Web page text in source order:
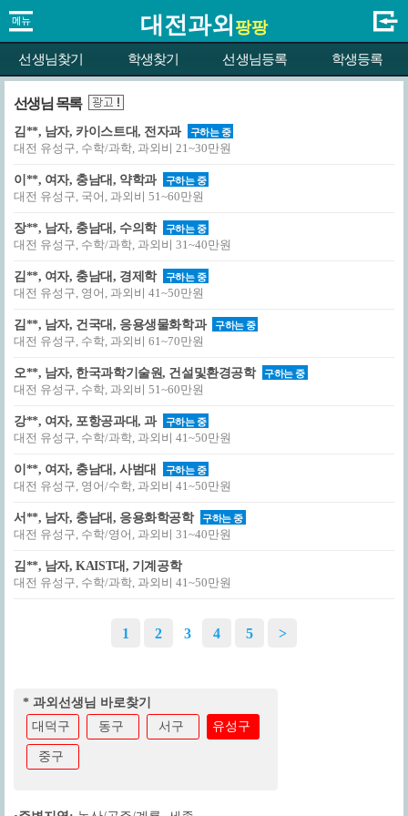
대전과외 팡팡
선생님찾기 학생찾기 선생님등록 학생등록
선생님 목록
김**, 남자, 카이스트대, 전자과 구하는 중
대전 유성구, 수학/과학, 과외비 21~30만원
이**, 여자, 충남대, 약학과 구하는 중
대전 유성구, 국어, 과외비 51~60만원
장**, 남자, 충남대, 수의학 구하는 중
대전 유성구, 수학/과학, 과외비 31~40만원
김**, 여자, 충남대, 경제학 구하는 중
대전 유성구, 영어, 과외비 41~50만원
김**, 남자, 건국대, 응용생물화학과 구하는 중
대전 유성구, 수학, 과외비 61~70만원
오**, 남자, 한국과학기술원, 건설및환경공학 구하는 중
대전 유성구, 수학, 과외비 51~60만원
강**, 여자, 포항공과대, 과 구하는 중
대전 유성구, 수학/과학, 과외비 41~50만원
이**, 여자, 충남대, 사범대 구하는 중
대전 유성구, 영어/수학, 과외비 41~50만원
서**, 남자, 충남대, 응용화학공학 구하는 중
대전 유성구, 수학/영어, 과외비 31~40만원
김**, 남자, KAIST대, 기계공학
대전 유성구, 수학/과학, 과외비 41~50만원
1 2 3 4 5 >
* 과외선생님 바로찾기
대덕구
동구 서구 유성구
중구